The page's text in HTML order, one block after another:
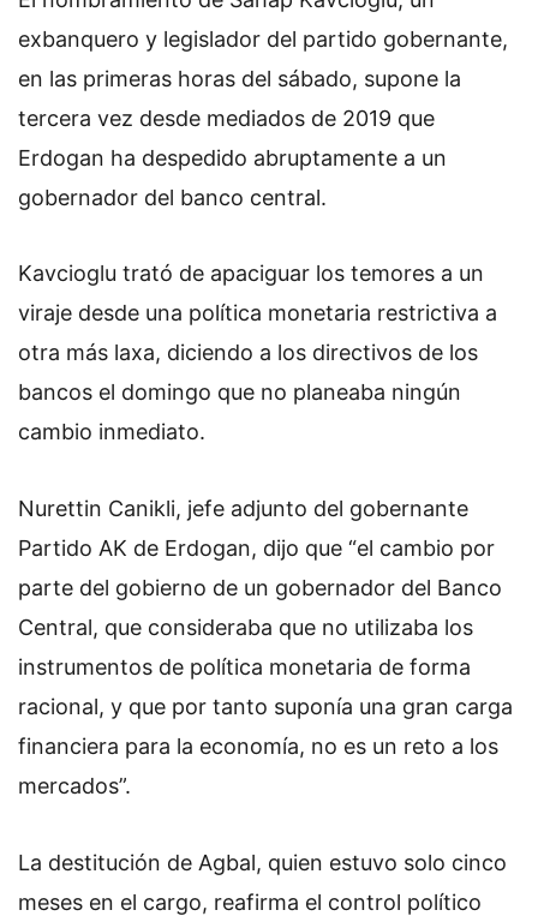
exbanquero y legislador del partido gobernante,
en las primeras horas del sábado, supone la
tercera vez desde mediados de 2019 que
Erdogan ha despedido abruptamente a un
gobernador del banco central.
Kavcioglu trató de apaciguar los temores a un
viraje desde una política monetaria restrictiva a
otra más laxa, diciendo a los directivos de los
bancos el domingo que no planeaba ningún
cambio inmediato.
Nurettin Canikli, jefe adjunto del gobernante
Partido AK de Erdogan, dijo que “el cambio por
parte del gobierno de un gobernador del Banco
Central, que consideraba que no utilizaba los
instrumentos de política monetaria de forma
racional, y que por tanto suponía una gran carga
financiera para la economía, no es un reto a los
mercados”.
La destitución de Agbal, quien estuvo solo cinco
meses en el cargo, reafirma el control político